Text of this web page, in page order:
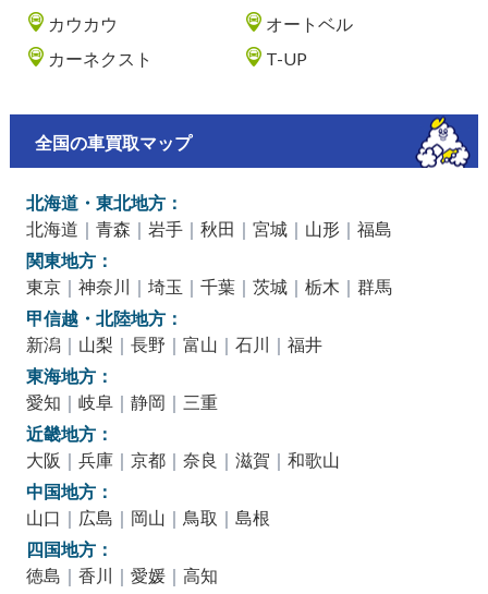
カウカウ
オートベル
カーネクスト
T-UP
全国の車買取マップ
北海道・東北地方：
北海道 ｜ 青森 ｜ 岩手｜ 秋田 ｜ 宮城｜ 山形｜ 福島
関東地方：
東京｜ 神奈川 ｜ 埼玉 ｜ 千葉｜ 茨城｜ 栃木 ｜ 群馬
甲信越・北陸地方：
新潟 ｜ 山梨 ｜ 長野 ｜ 富山 ｜ 石川 ｜ 福井
東海地方：
愛知 ｜ 岐阜｜ 静岡 ｜ 三重
近畿地方：
大阪 ｜ 兵庫｜ 京都｜ 奈良 ｜ 滋賀 ｜ 和歌山
中国地方：
山口 ｜ 広島 ｜ 岡山 ｜ 鳥取 ｜ 島根
四国地方：
徳島 ｜ 香川 ｜ 愛媛｜ 高知